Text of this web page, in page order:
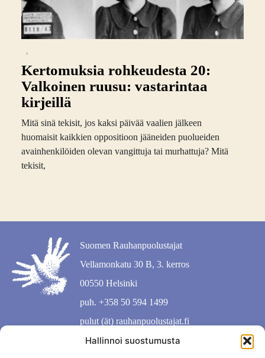
Hallinnoi suostumusta
Kertomuksia rohkeudesta 20:
Valkoinen ruusu: vastarintaa
kirjeillä
Mitä sinä tekisit, jos kaksi päivää vaalien jälkeen
huomaisit kaikkien oppositioon jääneiden puolueiden
avainhenkilöiden olevan vangittuja tai murhattuja? Mitä
tekisit,
Suomen Rauhanpuolustajat
Vellamonkatu 30 B, 3. kerros
00550 Helsinki
puh. +358 50 594 1499
pulut (ät) rauhanpuolustajat.fi